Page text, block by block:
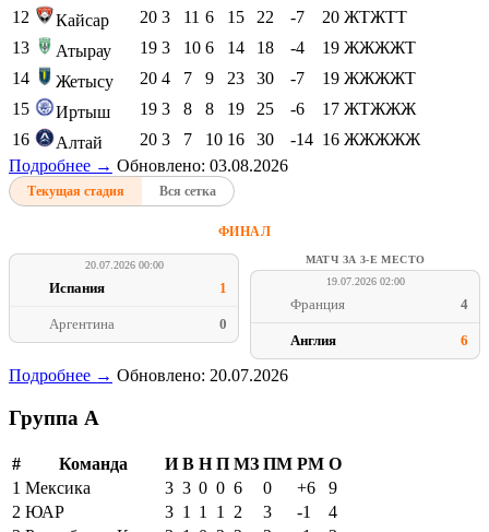
12
Кайсар 20 3 11 6 15 22 -7 20 ЖТЖТТ
13
Атырау 19 3 10 6 14 18 -4 19 ЖЖЖЖТ
14
Жетысу 20 4 7 9 23 30 -7 19 ЖЖЖЖТ
15
Иртыш 19 3 8 8 19 25 -6 17 ЖТЖЖЖ
16
Алтай 20 3 7 10 16 30 -14 16 ЖЖЖЖЖ
Подробнее → Обновлено: 03.08.2026
Текущая стадия Вся сетка
ФИНАЛ
20.07.2026 00:00
Испания 1
Аргентина 0
МАТЧ ЗА 3-Е МЕСТО
19.07.2026 02:00
Франция 4
Англия 6
Подробнее → Обновлено: 20.07.2026
Группа A
# Команда И В Н П МЗ ПМ РМ О
1 Мексика 3 3 0 0 6 0 +6
9
2 ЮАР 3 1 1 1 2 3 -1
4